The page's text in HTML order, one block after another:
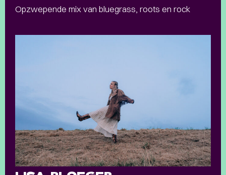
Opzwepende mix van bluegrass, roots en rock